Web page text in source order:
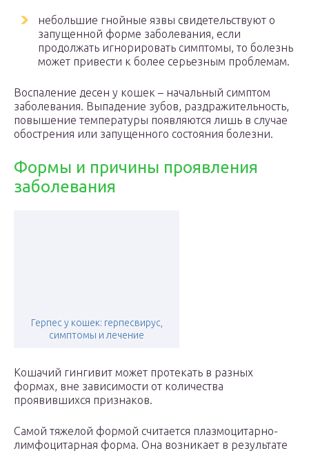
небольшие гнойные язвы свидетельствуют о
запущенной форме заболевания, если
продолжать игнорировать симптомы, то болезнь
может привести к более серьезным проблемам.
Воспаление десен у кошек – начальный симптом
заболевания. Выпадение зубов, раздражительность,
повышение температуры появляются лишь в случае
обострения или запущенного состояния болезни.
Формы и причины проявления
заболевания
Герпес у кошек: герпесвирус,
симптомы и лечение
Кошачий гингивит может протекать в разных
формах, вне зависимости от количества
проявившихся признаков.
Самой тяжелой формой считается плазмоцитарно-
лимфоцитарная форма. Она возникает в результате